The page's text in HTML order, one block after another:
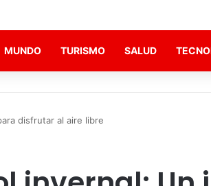
MUNDO TURISMO SALUD
disfrutar al aire libre